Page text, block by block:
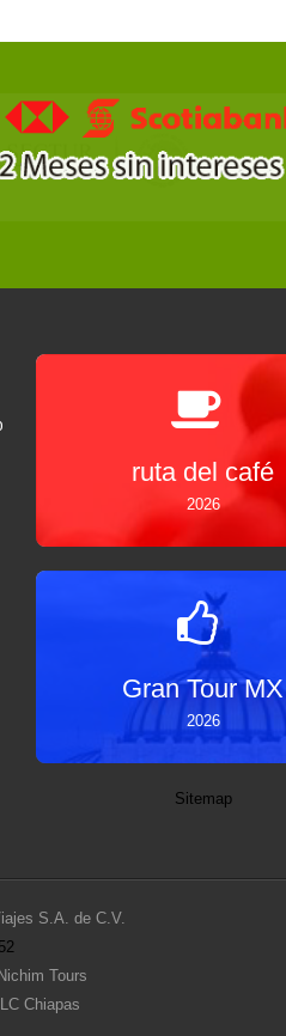
ruta del café
2026
Gran Tour MX
2026
Sitemap
S.A. de C.V.
Tours
Chiapas